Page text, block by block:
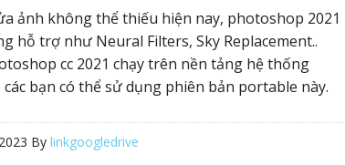
ảnh không thể thiếu hiện nay, photoshop 2021
hỗ trợ như Neural Filters, Sky Replacement..
cc 2021 chạy trên nền tảng hệ thống
bạn có thể sử dụng phiên bản portable này.
By linkgoogledrive